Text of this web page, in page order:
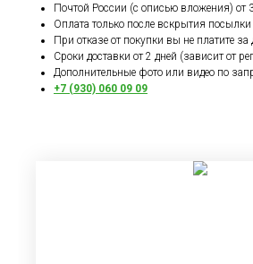
Почтой России (с описью вложения) от
Оплата только после вскрытия
При отказе от покупки вы не платите за
Сроки доставки от 2 дней (зависит от
Дополнительные фото или видео по
+7 (930) 060 09 09